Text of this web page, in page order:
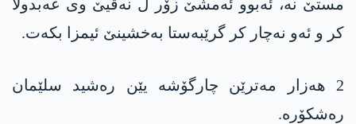
مستێ نە، ئەبوو ئەمشێ زۆر ل نەڤیێ وی عەبدولا
کر و ئەو نەچار کر گرێبەستا بەخشینێ ئیمزا بکەت.
2 ھەزار مەترێن چارگۆشە یێن رەشید سلێمان
رەشکۆرە.